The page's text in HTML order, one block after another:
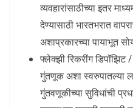
व्यवहारांसाठीच्या इतर
देण्यासाठी भारतभरात
अशाप्रकारच्या पायाभूत
फ्लेक्झी रिकरींग
गुंतणूक अशा स्वरुपातल्या
गुंतवणूकीच्या सुविधांची